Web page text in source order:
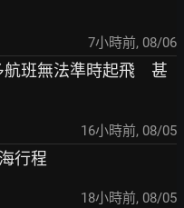
7小時前, 08/06
航班無法準時起飛 甚
16小時前, 08/05
行程
18小時前, 08/05